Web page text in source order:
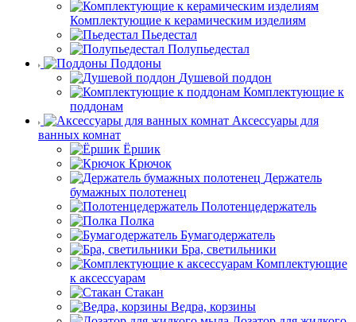
Комплектующие к керамическим изделиям
Пьедестал
Полупьедестал
Поддоны
Душевой поддон
Комплектующие к
поддонам
Аксессуары для
ванных комнат
Ёршик
Крючок
Держатель
бумажных полотенец
Полотенцедержатель
Полка
Бумагодержатель
Бра, светильники
Комплектующие
к аксессуарам
Стакан
Ведра, корзины